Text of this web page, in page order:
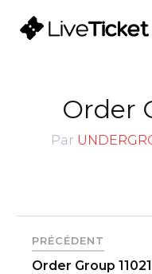
Order
Par
PRÉCÉDENT
Order Group 11021